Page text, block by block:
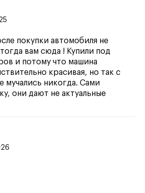
покупки автомобиля не
вам сюда ! Купили под
и потому что машина
красивая, но так с
мучались никогда. Сами
они дают не актуальные